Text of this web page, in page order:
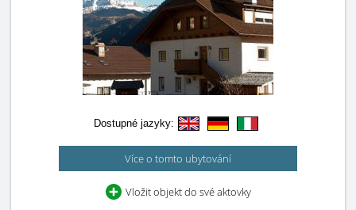
Dostupné jazyky:
Více o tomto ubytování
Vložit objekt do své aktovky